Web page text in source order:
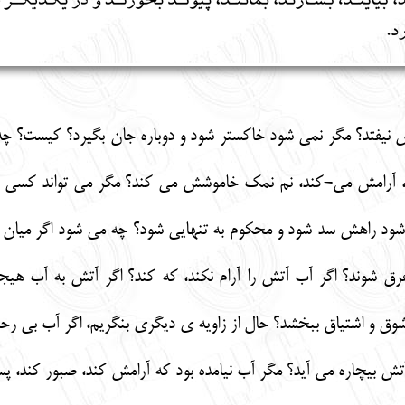
مگر نمی شود خاکستر شود و دوباره جان بگیرد؟
می-کند، نم نمک خاموشش می کند؟ مگر می تواند کسی
راهش سد شود و محکوم به تنهایی شود؟ چه می شود اگر
شوند؟ اگر آب آتش را آرام نکند، که کند؟ اگر آتش به آب
اشتیاق ببخشد؟ حال از زاویه ی دیگری بنگریم، اگر آب بی رحم
بیچاره می آید؟ مگر آب نیامده بود که آرامش کند، صبور